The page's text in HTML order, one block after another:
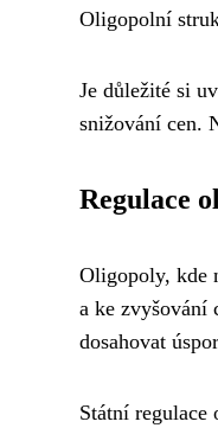
Oligopolní
Je důležité si
snižování cen.
Regulace
Oligopoly, kde
a ke zvyšování
dosahovat
Státní regulace